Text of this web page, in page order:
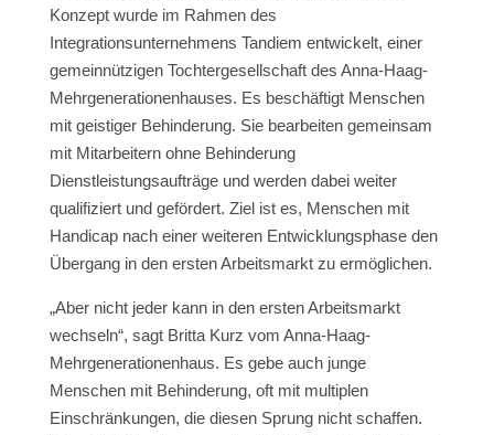
Konzept wurde im Rahmen des
Integrationsunternehmens Tandiem entwickelt, einer
gemeinnützigen Tochtergesellschaft des Anna-Haag-
Mehrgenerationenhauses. Es beschäftigt Menschen
mit geistiger Behinderung. Sie bearbeiten gemeinsam
mit Mitarbeitern ohne Behinderung
Dienstleistungsaufträge und werden dabei weiter
qualifiziert und gefördert. Ziel ist es, Menschen mit
Handicap nach einer weiteren Entwicklungsphase den
Übergang in den ersten Arbeitsmarkt zu ermöglichen.
„Aber nicht jeder kann in den ersten Arbeitsmarkt
wechseln“, sagt Britta Kurz vom Anna-Haag-
Mehrgenerationenhaus. Es gebe auch junge
Menschen mit Behinderung, oft mit multiplen
Einschränkungen, die diesen Sprung nicht schaffen.